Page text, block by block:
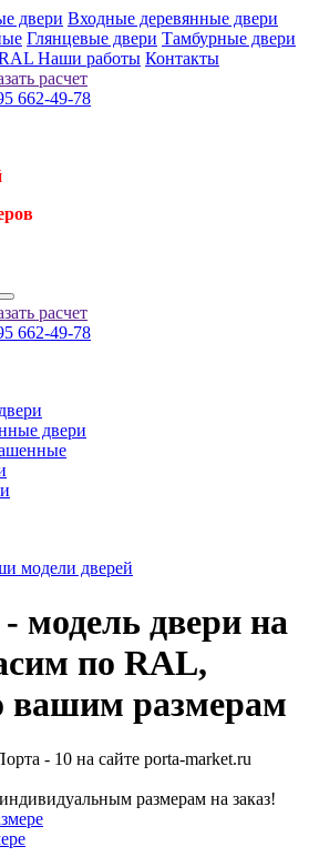
двери Входные деревянные двери
Глянцевые двери Тамбурные двери
Наши работы Контакты
расчет
662-49-78
расчет
662-49-78
двери
модели дверей
модель двери на
по RAL,
вашим размерам
размерам на заказ!